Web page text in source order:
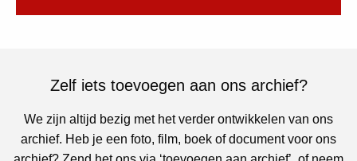
Zelf iets toevoegen aan ons archief?
We zijn altijd bezig met het verder ontwikkelen van ons
archief. Heb je een foto, film, boek of document voor ons